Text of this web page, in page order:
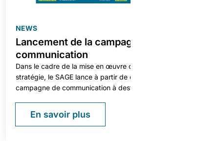
NEWS
Lancement de la campagne de
communication
Dans le cadre de la mise en œuvre opérationnelle de sa
stratégie, le SAGE lance à partir de cette année une
campagne de communication à destination des acteurs du
et privés, structures de l’Etat…).
En savoir plus